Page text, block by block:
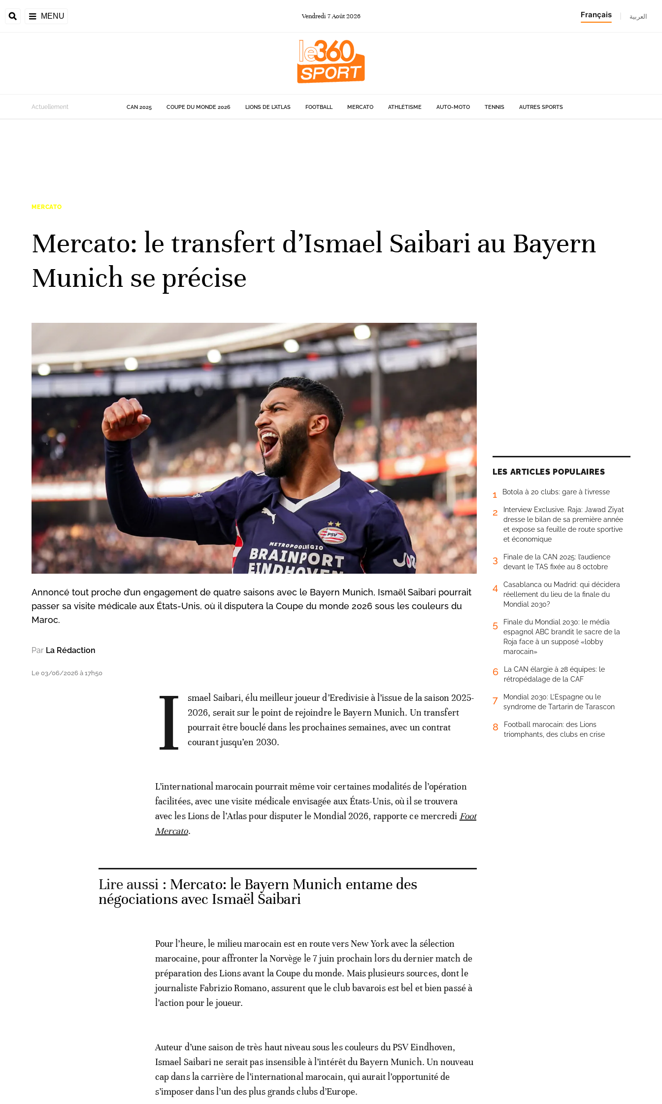
MENU Vendredi 7Août 2026 Français العربية
de la CAF
Actuellement CAN 2025 COUPE DU MONDE 2026 LIONS DE L'ATLAS FOOTBALL MERCATO ATHLÉTISME AUTO-MOTO TENNIS AUTRES SPORTS
MERCATO
Mercato: le transfert d’Ismael Saibari au Bayern
Munich se précise
Annoncé tout proche d’un engagement de quatre saisons avec le Bayern Munich, Ismaël Saibari pourrait
passer sa visite médicale aux États-Unis, où il disputera la Coupe du monde 2026 sous les couleurs du
Maroc.
Par La Rédaction
Le 03/06/2026 à 17h50 I
smael Saibari, élu meilleur joueur d’Eredivisie à l’issue de la saison 2025-
2026, serait sur le point de rejoindre le Bayern Munich. Un transfert
pourrait être bouclé dans les prochaines semaines, avec un contrat
courant jusqu’en 2030.
L’international marocain pourrait même voir certaines modalités de l’opération
facilitées, avec une visite médicale envisagée aux États-Unis, où il se trouvera
avec les Lions de l’Atlas pour disputer le Mondial 2026, rapporte ce mercredi Foot
Mercato.
Lire aussi : Mercato: le Bayern Munich entame des
négociations avec Ismaël Saibari
Pour l’heure, le milieu marocain est en route vers New York avec la sélection
marocaine, pour affronter la Norvège le 7 juin prochain lors du dernier match de
préparation des Lions avant la Coupe du monde. Mais plusieurs sources, dont le
journaliste Fabrizio Romano, assurent que le club bavarois est bel et bien passé à
l’action pour le joueur.
Auteur d’une saison de très haut niveau sous les couleurs du PSV Eindhoven,
Ismael Saibari ne serait pas insensible à l’intérêt du Bayern Munich. Un nouveau
cap dans la carrière de l’international marocain, qui aurait l’opportunité de
s’imposer dans l’un des plus grands clubs d’Europe.
LES ARTICLES POPULAIRES
1 Botola à 20 clubs: gare à l’ivresse
2
Interview Exclusive. Raja: Jawad Ziyat
dresse le bilan de sa première année
et expose sa feuille de route sportive
et économique
3
Finale de la CAN 2025: l’audience
devant le TAS fixée au 8 octobre
4
Casablanca ou Madrid: qui décidera
réellement du lieu de la finale du
Mondial 2030?
5
Finale du Mondial 2030: le média
espagnol ABC brandit le sacre de la
Roja face à un supposé «lobby
marocain»
6
La CAN élargie à 28 équipes: le
rétropédalage de la CAF
7
Mondial 2030: L’Espagne ou le
syndrome de Tartarin de Tarascon
8
Football marocain: des Lions
triomphants, des clubs en crise